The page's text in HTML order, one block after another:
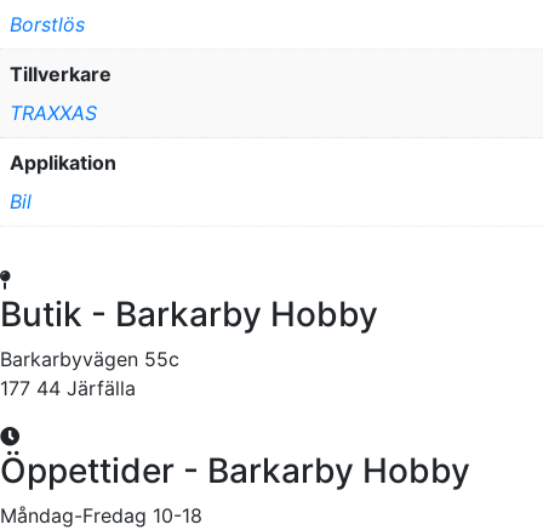
Borstlös
Tillverkare
TRAXXAS
Applikation
Bil
Butik - Barkarby Hobby
Barkarbyvägen 55c
177 44 Järfälla
Öppettider - Barkarby Hobby
Måndag-Fredag 10-18